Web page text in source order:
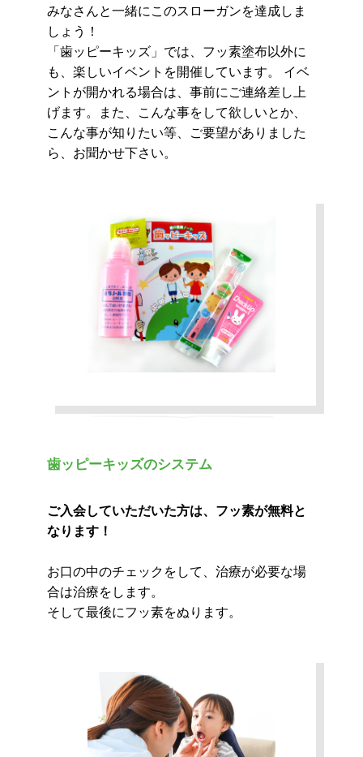
みなさんと一緒にこのスローガンを達成しま
しょう！
「歯ッピーキッズ」では、フッ素塗布以外に
も、楽しいイベントを開催しています。 イベ
ントが開かれる場合は、事前にご連絡差し上
げます。また、こんな事をして欲しいとか、
こんな事が知りたい等、ご要望がありました
ら、お聞かせ下さい。
歯ッピーキッズのシステム
ご入会していただいた方は、フッ素が無料と
なります！
お口の中のチェックをして、治療が必要な場
合は治療をします。
そして最後にフッ素をぬります。